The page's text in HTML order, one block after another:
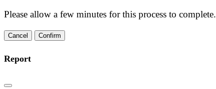
Please allow a few minutes for this process to complete.
Confirm
Report